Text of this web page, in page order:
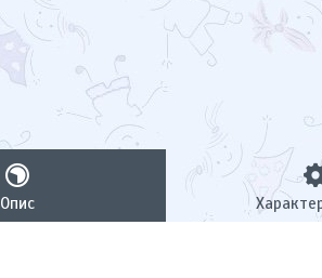
Опис